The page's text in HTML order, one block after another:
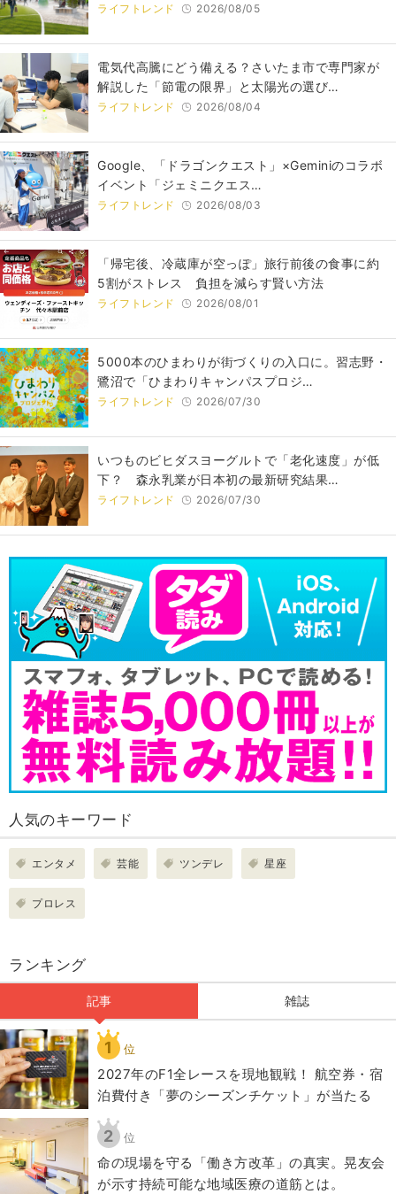
ライフトレンド 2026/08/05
電気代高騰にどう備える？さいたま市で専門家が
解説した「節電の限界」と太陽光の選び…
ライフトレンド 2026/08/04
Google、「ドラゴンクエスト」×Geminiのコラボ
イベント「ジェミニクエス…
ライフトレンド 2026/08/03
「帰宅後、冷蔵庫が空っぽ」旅行前後の食事に約
5割がストレス 負担を減らす賢い方法
ライフトレンド 2026/08/01
5000本のひまわりが街づくりの入口に。習志野・
鷺沼で「ひまわりキャンパスプロジ…
ライフトレンド 2026/07/30
いつものビヒダスヨーグルトで「老化速度」が低
下？ 森永乳業が日本初の最新研究結果…
ライフトレンド 2026/07/30
人気のキーワード
エンタメ 芸能 ツンデレ 星座
プロレス
ランキング
記事 雑誌
1 位
2027年のF1全レースを現地観戦！ 航空券・宿
泊費付き「夢のシーズンチケット」が当たる
2 位
​命の現場を守る「働き方改革」の真実。晃友会
が示す持続可能な地域医療の道筋とは。